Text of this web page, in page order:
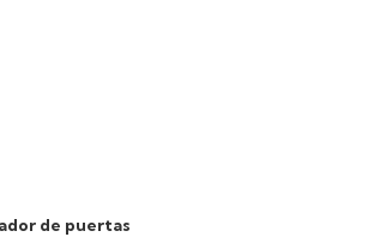
de puertas